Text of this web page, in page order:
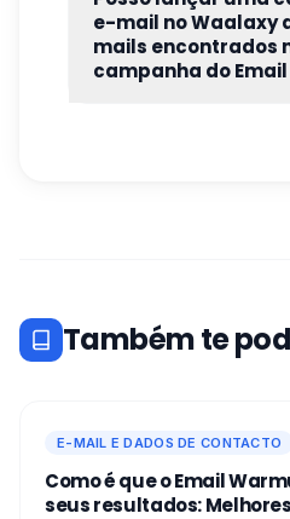
espera". Aqui também
que os seus créditos
e-mail no Waalaxy
mails encontrados
campanha do Email
Também te
E-MAIL E DADOS DE CONTACTO
Como é que o Email
seus resultados: